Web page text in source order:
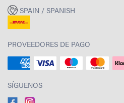
SPAIN / SPANISH
PROVEEDORES DE PAGO
SÍGUENOS